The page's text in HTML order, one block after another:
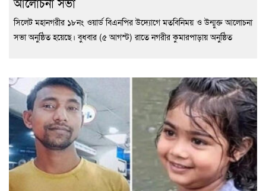
সিলেট মহানগরীর ১৮নং ওয়ার্ড বিএনপির উদ্যোগে মতবিনিময় ও উন্মুক্ত আলোচনা
সভা অনুষ্ঠিত হয়েছে। বুধবার (৫ আগস্ট) রাতে নগরীর কুমারপাড়ায় অনুষ্ঠিত